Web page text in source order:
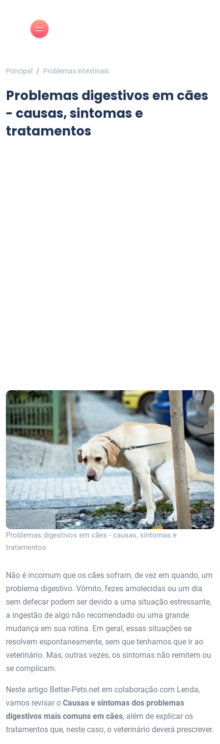
Principal Problemas intestinais
Problemas digestivos em cães
- causas, sintomas e
tratamentos
Problemas digestivos em cães - causas, sintomas e
tratamentos
Não é incomum que os cães sofram, de vez em quando, um
problema digestivo. Vômito, fezes amolecidas ou um dia
sem defecar podem ser devido a uma situação estressante,
a ingestão de algo não recomendado ou uma grande
mudança em sua rotina. Em geral, essas situações se
resolvem espontaneamente, sem que tenhamos que ir ao
veterinário. Mas, outras vezes, os sintomas não remitem ou
se complicam.
Neste artigo Better-Pets.net em colaboração com Lenda,
vamos revisar o Causas e sintomas dos problemas
digestivos mais comuns em cães, além de explicar os
tratamentos que, neste caso, o veterinário deverá prescrever.